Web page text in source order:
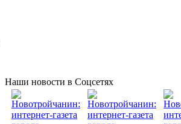
Наши новости в Соцсетях